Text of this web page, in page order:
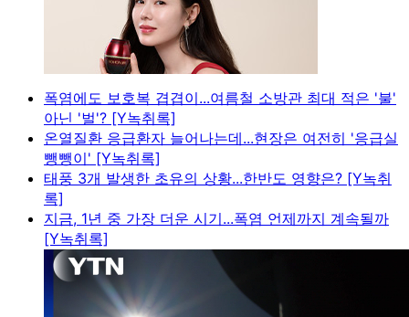
폭염에도 보호복 겹겹이...여름철 소방관 최대 적은 '불'
아닌 '벌'? [Y녹취록]
온열질환 응급환자 늘어나는데...현장은 여전히 '응급실
뺑뺑이' [Y녹취록]
태풍 3개 발생한 초유의 상황...한반도 영향은? [Y녹취
록]
지금, 1년 중 가장 더운 시기...폭염 언제까지 계속될까
[Y녹취록]